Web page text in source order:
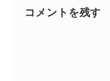
コメントを残す